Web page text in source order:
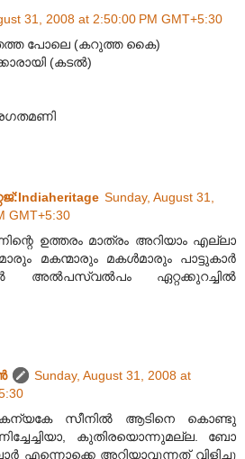
31, 2008 at 2:50:00 PM GMT+5:30
പോലെ (കറുത്ത കൈ)
(കടല്‍)
Sunday, August 31,
GMT+5:30
ഉത്തരം മാത്രം അറിയാം എല്ലാ
മകന്മാരും മകള്‍മാരും പാട്ടുകാര്‍
അല്‍പസ്വല്‍പം ഏറ്റക്കുറച്ചില്‍
Sunday, August 31, 2008 at
സീനില്‍ ആടിനെ കൊണ്ടു
കുതിരയൊന്നുമല്ല. ബോ
എന്നൊക്കെ അറിയാവുന്നത് വിളിച്ചു